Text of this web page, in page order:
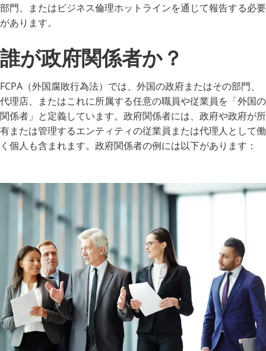
部門、またはビジネス倫理ホットラインを通じて報告する必要
があります。
誰が政府関係者か？
FCPA（外国腐敗行為法）では、外国の政府またはその部門、
代理店、またはこれに所属する任意の職員や従業員を「外国の
関係者」と定義しています。政府関係者には、政府や政府が所
有または管理するエンティティの従業員または代理人として働
く個人も含まれます。政府関係者の例には以下があります：